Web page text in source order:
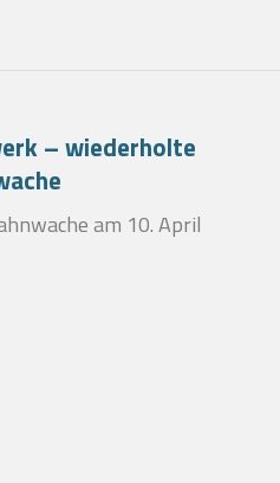
– wiederholte
am 10. April